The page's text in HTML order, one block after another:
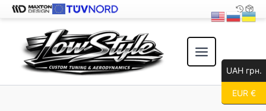
содержимому
UAH грн.
EUR €